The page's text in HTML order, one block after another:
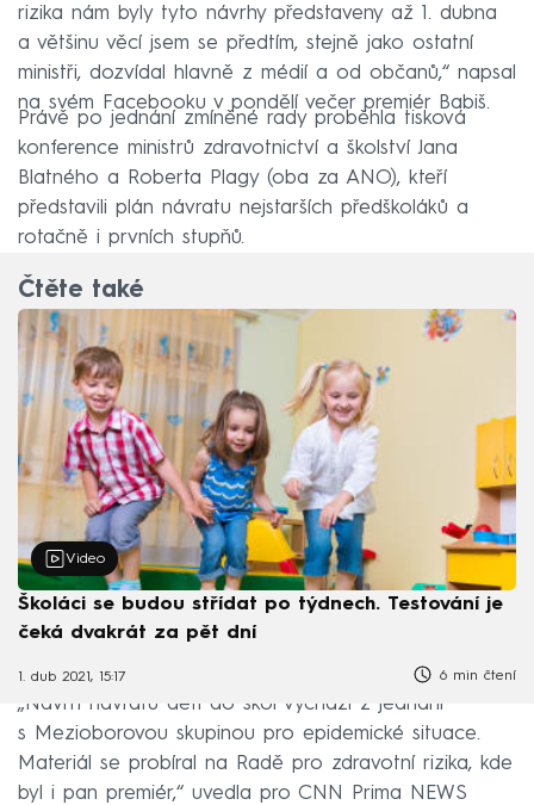
rizika nám byly tyto návrhy představeny až 1. dubna
a většinu věcí jsem se předtím, stejně jako ostatní
ministři, dozvídal hlavně z médií a od občanů,“ napsal
na svém Facebooku v pondělí večer premiér Babiš.
Právě po jednání zmíněné rady proběhla tisková
konference ministrů zdravotnictví a školství Jana
Blatného a Roberta Plagy (oba za ANO), kteří
představili plán návratu nejstarších předškoláků a
rotačně i prvních stupňů.
Čtěte také
Video
Školáci se budou střídat po týdnech. Testování je
čeká dvakrát za pět dní
1. dub 2021, 15:17 6 min čtení
„Návrh návratu dětí do škol vychází z jednání
s Mezioborovou skupinou pro epidemické situace.
Materiál se probíral na Radě pro zdravotní rizika, kde
byl i pan premiér,“ uvedla pro CNN Prima NEWS